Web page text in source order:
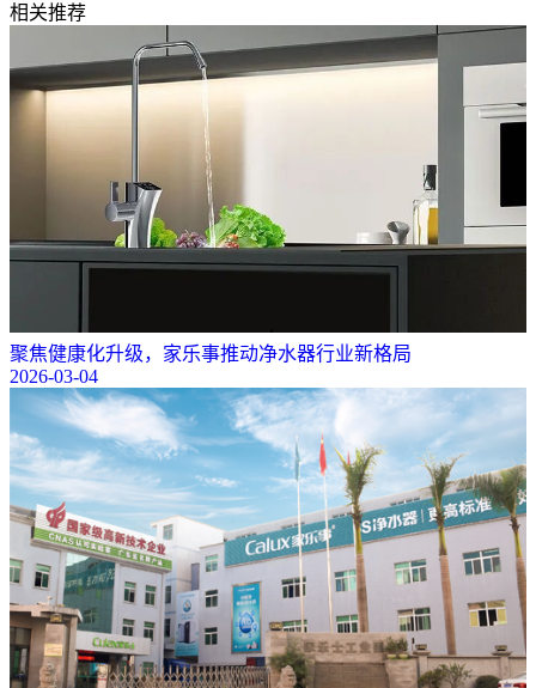
相关推荐
聚焦健康化升级，家乐事推动净水器行业新格局
2026-03-04